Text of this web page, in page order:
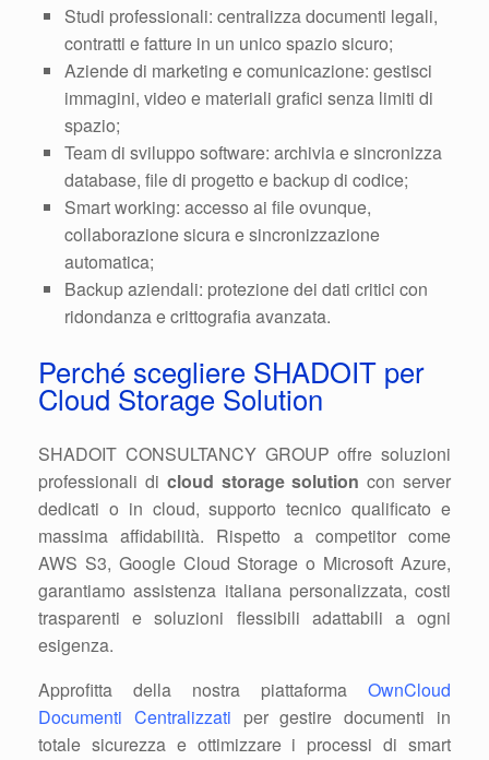
Studi professionali: centralizza documenti legali,
contratti e fatture in un unico spazio sicuro;
Aziende di marketing e comunicazione: gestisci
immagini, video e materiali grafici senza limiti di
spazio;
Team di sviluppo software: archivia e sincronizza
database, file di progetto e backup di codice;
Smart working: accesso ai file ovunque,
collaborazione sicura e sincronizzazione
automatica;
Backup aziendali: protezione dei dati critici con
ridondanza e crittografia avanzata.
Perché scegliere SHADOIT per
Cloud Storage Solution
SHADOIT CONSULTANCY GROUP offre soluzioni
professionali di cloud storage solution con server
dedicati o in cloud, supporto tecnico qualificato e
massima affidabilità. Rispetto a competitor come
AWS S3, Google Cloud Storage o Microsoft Azure,
garantiamo assistenza italiana personalizzata, costi
trasparenti e soluzioni flessibili adattabili a ogni
esigenza.
Approfitta della nostra piattaforma OwnCloud
Documenti Centralizzati per gestire documenti in
totale sicurezza e ottimizzare i processi di smart